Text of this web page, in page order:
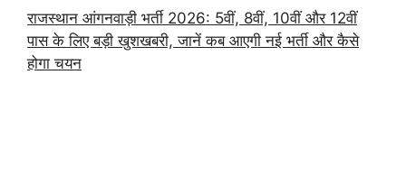
राजस्थान आंगनवाड़ी भर्ती 2026: 5वीं, 8वीं, 10वीं और 12वीं
पास के लिए बड़ी खुशखबरी, जानें कब आएगी नई भर्ती और कैसे
होगा चयन